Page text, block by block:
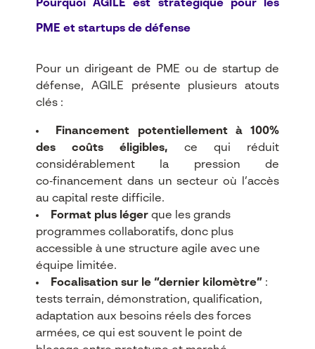
Pourquoi AGILE est stratégique pour les
PME et startups de défense
Pour un dirigeant de PME ou de startup de
défense, AGILE présente plusieurs atouts
clés :
Financement potentiellement à 100%
des coûts éligibles, ce qui réduit
considérablement la pression de
co‑financement dans un secteur où l’accès
au capital reste difficile.​
Format plus légerque les grands
programmes collaboratifs, donc plus
accessible à une structure agile avec une
équipe limitée.​
Focalisation sur le “dernier kilomètre” :
tests terrain, démonstration, qualification,
adaptation aux besoins réels des forces
armées, ce qui est souvent le point de